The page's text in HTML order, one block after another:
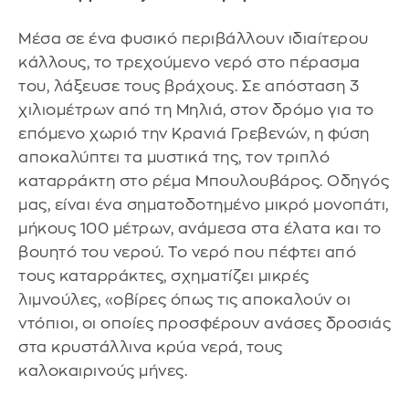
Μέσα σε ένα φυσικό περιβάλλουν ιδιαίτερου
κάλλους, το τρεχούμενο νερό στο πέρασμα
του, λάξευσε τους βράχους. Σε απόσταση 3
χιλιομέτρων από τη Μηλιά, στον δρόμο για το
επόμενο χωριό την Κρανιά Γρεβενών, η φύση
αποκαλύπτει τα μυστικά της, τον τριπλό
καταρράκτη στο ρέμα Μπουλουβάρος. Οδηγός
μας, είναι ένα σηματοδοτημένο μικρό μονοπάτι,
μήκους 100 μέτρων, ανάμεσα στα έλατα και το
βουητό του νερού. Το νερό που πέφτει από
τους καταρράκτες, σχηματίζει μικρές
λιμνούλες, «οβίρες όπως τις αποκαλούν οι
ντόπιοι, οι οποίες προσφέρουν ανάσες δροσιάς
στα κρυστάλλινα κρύα νερά, τους
καλοκαιρινούς μήνες.